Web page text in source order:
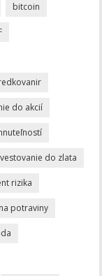
bitcoin
do akcií
do zlata
rizika
potraviny